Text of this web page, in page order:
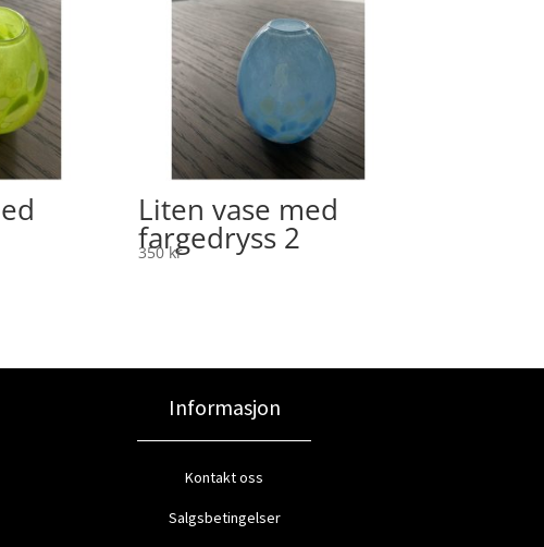
Liten vase med
fargedryss 2
350kr
Informasjon
Kontakt oss
Salgsbetingelser